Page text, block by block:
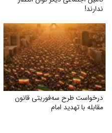
ندارند!
درخواست طرح سه‌فوریتی قانون
مقابله با تهدید امام